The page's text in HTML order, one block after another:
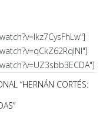
“HERNÁN CORTÉS: